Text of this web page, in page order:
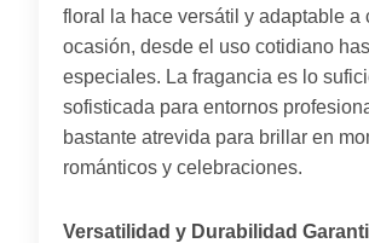
floral la hace versátil y adaptable a
ocasión, desde el uso cotidiano
especiales. La fragancia es lo
sofisticada para entornos
bastante atrevida para brillar en
románticos y celebraciones.
Versatilidad y Durabilidad